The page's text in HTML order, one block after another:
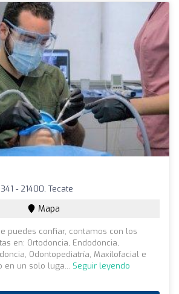
- 21400, Tecate
Mapa
puedes confiar, contamos con los
en: Ortodoncia, Endodoncia,
Odontopediatría, Maxilofacial e
en un solo luga... Seguir leyendo